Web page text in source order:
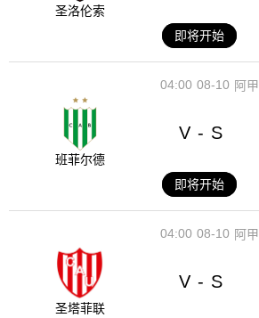
圣洛伦索
即将开始
08-10
04:00 阿甲
班菲尔德
V - S
即将开始
08-10
04:00 阿甲
圣塔菲联
V - S